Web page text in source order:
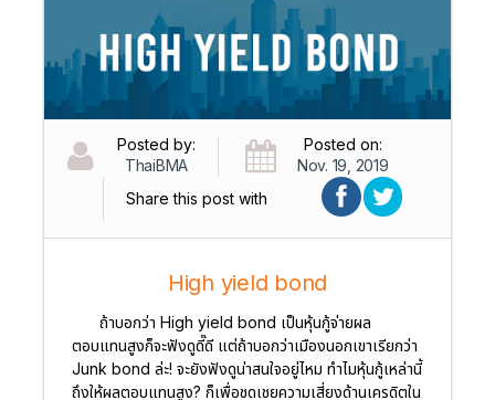
Posted by:
ThaiBMA
Posted on:
Nov. 19, 2019
Share this post with
High yield bond
ถ้าบอกว่า High yield bond เป็นหุ้นกู้จ่ายผล
ตอบแทนสูงก็จะฟังดูดี๊ดี แต่ถ้าบอกว่าเมืองนอกเขาเรียกว่า
Junk bond ล่ะ! จะยังฟังดูน่าสนใจอยู่ไหม ทำไมหุ้นกู้เหล่านี้
ถึงให้ผลตอบแทนสูง? ก็เพื่อชดเชยความเสี่ยงด้านเครดิตใน